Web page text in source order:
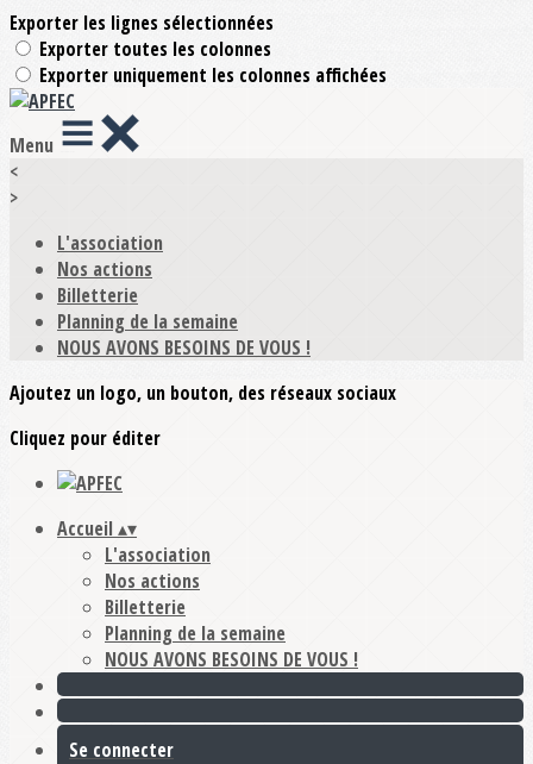
Exporter les lignes sélectionnées
Exporter toutes les colonnes
Exporter uniquement les colonnes affichées
Menu
<
>
L'association
Nos actions
Billetterie
Planning de la semaine
NOUS AVONS BESOINS DE VOUS !
Ajoutez un logo, un bouton, des réseaux sociaux
Cliquez pour éditer
Accueil ▴▾
L'association
Nos actions
Billetterie
Planning de la semaine
NOUS AVONS BESOINS DE VOUS !
Se connecter